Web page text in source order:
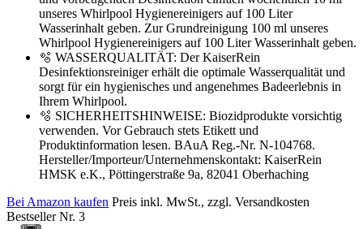
unseres Whirlpool Hygienereinigers auf 100 Liter
Wasserinhalt geben. Zur Grundreinigung 100 ml unseres
Whirlpool Hygienereinigers auf 100 Liter Wasserinhalt geben.
🫧 WASSERQUALITÄT: Der KaiserRein
Desinfektionsreiniger erhält die optimale Wasserqualität und
sorgt für ein hygienisches und angenehmes Badeerlebnis in
Ihrem Whirlpool.
🫧 SICHERHEITSHINWEISE: Biozidprodukte vorsichtig
verwenden. Vor Gebrauch stets Etikett und
Produktinformation lesen. BAuA Reg.-Nr. N-104768.
Hersteller/Importeur/Unternehmenskontakt: KaiserRein
HMSK e.K., Pöttingerstraße 9a, 82041 Oberhaching
Bei Amazon kaufen Preis inkl. MwSt., zzgl. Versandkosten
Bestseller Nr. 3